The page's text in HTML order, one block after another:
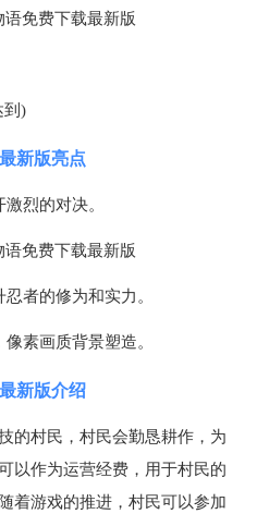
到)
新版亮点
烈的对决。
者的修为和实力。
素画质背景塑造。
新版介绍
的村民，村民会勤恳耕作，为
以作为运营经费，用于村民的
着游戏的推进，村民可以参加